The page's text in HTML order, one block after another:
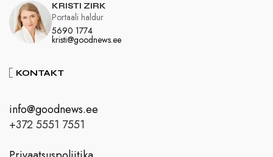
KRISTI ZIRK
5690 1774
kristi@goodnews.ee
Portaali haldur
KONTAKT
info@goodnews.ee
+372 5551 7551